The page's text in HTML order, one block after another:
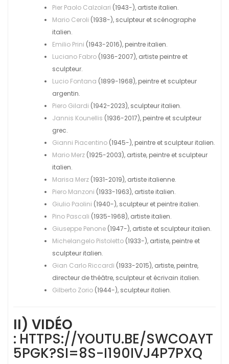
Pier Paolo Calzolari (1943-), artiste italien.
Mario Ceroli (1938-), sculpteur et scénographe
italien.
Emilio Prini (1943-2016), peintre italien.
Luciano Fabro (1936-2007), artiste peintre et
sculpteur.
Lucio Fontana (1899-1968), peintre et sculpteur
argentin.
Piero Gilardi (1942-2023), sculpteur italien.
Jannis Kounellis (1936-2017), peintre et sculpteur
grec.
Gianni Piacentino (1945-), peintre et sculpteur italien.
Mario Merz (1925-2003), artiste, peintre et sculpteur
italien.
Marisa Merz (1931-2019), artiste italienne.
Piero Manzoni (1933-1963), artiste italien.
Giulio Paolini (1940-), sculpteur et peintre italien.
Pino Pascali (1935-1968), artiste italien.
Giuseppe Penone (1947-), artiste et sculpteur italien.
Michelangelo Pistoletto (1933-), artiste, peintre et
sculpteur italien.
Gian Carlo Riccardi (1933-2015), artiste, peintre,
directeur de théâtre, sculpteur et écrivain italien.
Gilberto Zorio (1944-), sculpteur italien.
II) VIDÉO
: HTTPS://YOUTU.BE/SWCOAYT
5PGK?SI=8S-I190IVJ4P7PXQ